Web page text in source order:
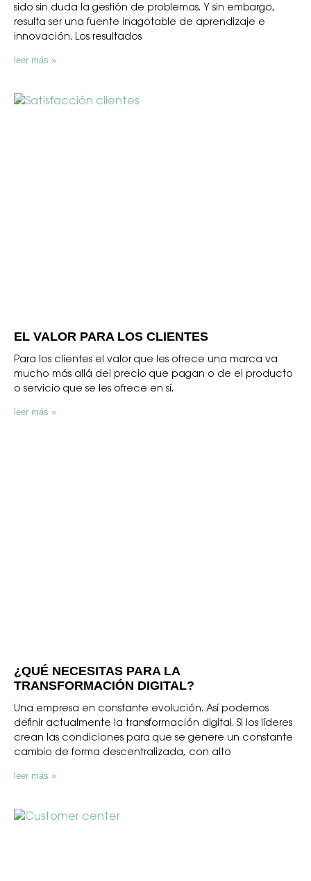
sido sin duda la gestión de problemas. Y sin embargo,
resulta ser una fuente inagotable de aprendizaje e
innovación. Los resultados
leer más »
EL VALOR PARA LOS CLIENTES
Para los clientes el valor que les ofrece una marca va
mucho más allá del precio que pagan o de el producto
o servicio que se les ofrece en sí.
leer más »
¿QUÉ NECESITAS PARA LA
TRANSFORMACIÓN DIGITAL?
Una empresa en constante evolución. Así podemos
definir actualmente la transformación digital. Si los líderes
crean las condiciones para que se genere un constante
cambio de forma descentralizada, con alto
leer más »